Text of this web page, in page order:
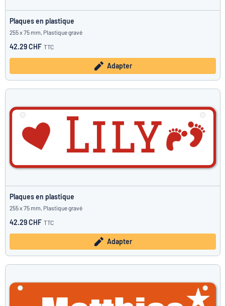
Plaques en plastique
255 x 75 mm, Plastique gravé
42.29 CHF TTC
Adapter
Plaques en plastique
255 x 75 mm, Plastique gravé
42.29 CHF TTC
Adapter